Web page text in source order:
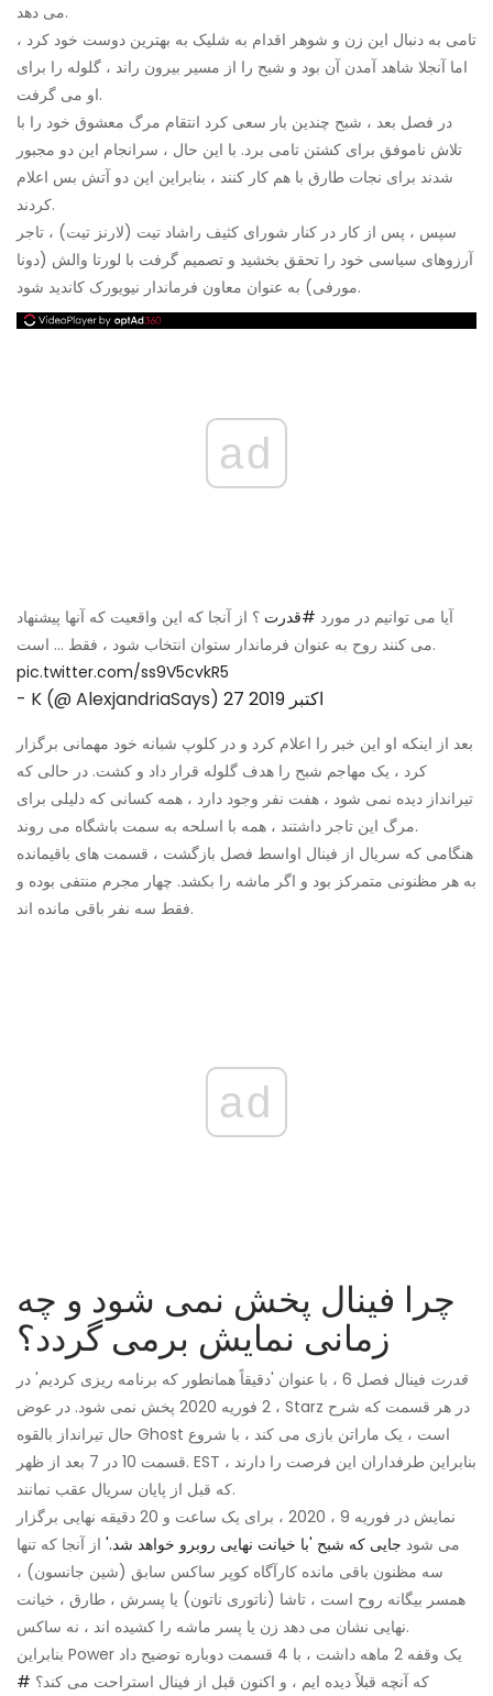
می دهد.
تامی به دنبال این زن و شوهر اقدام به شلیک به بهترین دوست خود کرد ،
اما آنجلا شاهد آمدن آن بود و شبح را از مسیر بیرون راند ، گلوله را برای
او می گرفت.
در فصل بعد ، شبح چندین بار سعی کرد انتقام مرگ معشوق خود را با
تلاش ناموفق برای کشتن تامی برد. با این حال ، سرانجام این دو مجبور
شدند برای نجات طارق با هم کار کنند ، بنابراین این دو آتش بس اعلام
کردند.
سپس ، پس از کار در کنار شورای کثیف راشاد تیت (لارنز تیت) ، تاجر
آرزوهای سیاسی خود را تحقق بخشید و تصمیم گرفت با لورتا والش (دونا
مورفی) به عنوان معاون فرماندار نیویورک کاندید شود.
ad
آیا می توانیم در مورد #قدرت ؟ از آنجا که این واقعیت که آنها پیشنهاد
می کنند روح به عنوان فرماندار ستوان انتخاب شود ، فقط ... است.
pic.twitter.com/ss9V5cvkR5
- K (@ AlexjandriaSays) 27 اکتبر 2019
بعد از اینکه او این خبر را اعلام کرد و در کلوپ شبانه خود مهمانی برگزار
کرد ، یک مهاجم شبح را هدف گلوله قرار داد و کشت. در حالی که
تیرانداز دیده نمی شود ، هفت نفر وجود دارد ، همه کسانی که دلیلی برای
مرگ این تاجر داشتند ، همه با اسلحه به سمت باشگاه می روند.
هنگامی که سریال از فینال اواسط فصل بازگشت ، قسمت های باقیمانده
به هر مظنونی متمرکز بود و اگر ماشه را بکشد. چهار مجرم منتفی بوده و
فقط سه نفر باقی مانده اند.
ad
چرا فینال پخش نمی شود و چه
زمانی نمایش برمی گردد؟
قدرت
فینال فصل 6 ، با عنوان 'دقیقاً همانطور که برنامه ریزی کردیم' در
2 فوریه 2020 پخش نمی شود. در عوض ، Starz در هر قسمت که شرح
حال تیرانداز بالقوه Ghost است ، یک ماراتن بازی می کند ، با شروع
قسمت 10 در 7 بعد از ظهر. EST ، بنابراین طرفداران این فرصت را دارند
که قبل از پایان سریال عقب نمانند.
نمایش در فوریه 9 ، 2020 ، برای یک ساعت و 20 دقیقه نهایی برگزار
می شود جایی که شبح 'با خیانت نهایی روبرو خواهد شد.' از آنجا که تنها
سه مظنون باقی مانده کارآگاه کوپر ساکس سابق (شین جانسون) ،
همسر بیگانه روح است ، تاشا (ناتوری ناتون) یا پسرش ، طارق ، خیانت
نهایی نشان می دهد زن یا پسر ماشه را کشیده اند ، نه ساکس.
بنابراین Power یک وقفه 2 ماهه داشت ، با 4 قسمت دوباره توضیح داد
که آنچه قبلاً دیده ایم ، و اکنون قبل از فینال استراحت می کند؟ #